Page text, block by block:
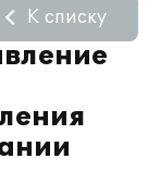
К списку